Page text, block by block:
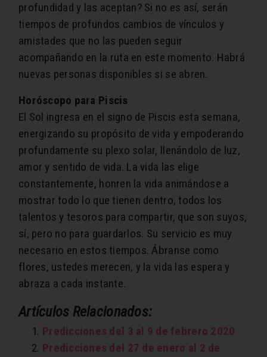
profundidad y las aceptan? Si no es así, serán
tiempos de profundos cambios de vínculos y
amistades que no las pueden seguir
acompañando en la ruta en este momento. Habrá
nuevas personas disponibles si se abren.
Horóscopo para Piscis
El Sol ingresa en el signo de Piscis ​esta semana,
energizando su propósito de vida y empoderando
profundamente su plexo solar, llenándolo de luz,
amor y sentido de vida. La vida las elige
constantemente, honren la vida animándose a
mostrar todo lo que tienen dentro, todos los
talentos y tesoros para compartir, que son suyos,
sí, pero no para guardarlos. Su servicio es muy
necesario en estos tiempos. Ábranse como
flores, ustedes merecen, y la vida las espera y
abraza a cada instante.
Artículos Relacionados:
Predicciones del 3 al 9 de febrero 2020
Predicciones del 27 de enero al 2 de